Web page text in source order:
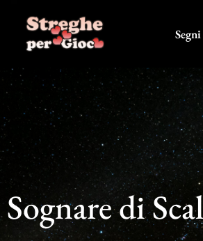
contenuto
Sognare di